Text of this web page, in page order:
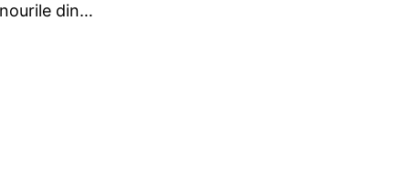
din…